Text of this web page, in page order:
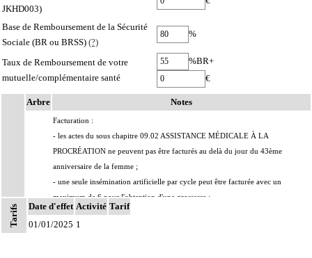
JKHD003)
Base de Remboursement de la Sécurité
Sociale (BR ou BRSS) (?)
%
Taux de Remboursement de votre
mutuelle/complémentaire santé
%BR+
€
Notes
Arbre Notes
9.2
Facturation :
- les actes du sous chapitre 09.02 ASSISTANCE MÉDICALE À LA
PROCRÉATION ne peuvent pas être facturés au delà du jour du 43ème
anniversaire de la femme ;
- une seule insémination artificielle par cycle peut être facturée avec un
maximum de 6 pour l'obtention d'une grossesse ;
- 4 tentatives de fécondation in vitro avec ou sans micromanipulations peuvent
être facturées pour l'obtention d'une grossesse ; on appelle tentative, toute
Tarifs Date d'effet Activité Tarif
01/01/2025 1